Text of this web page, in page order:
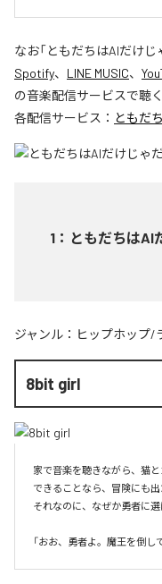
なお「ともだちはAIだけじ
Spotify、 LINE MUSIC、
の音楽配信サービスで聴
各配信サービス： ともだ
1 ： ともだちはAI
ジャンル： ヒップホップ/
8bit girl
家で音楽を聴きながら、猫と
できることなら、冒険にも出
それなのに、なぜか勇者に選